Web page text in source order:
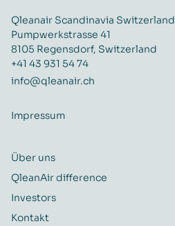
Qleanair Scandinavia Switzerland
Pumpwerkstrasse 41
8105 Regensdorf, Switzerland
+41 43 931 54 74
info@qleanair.ch
Impressum
Über uns
QleanAir difference
Investors
Kontakt